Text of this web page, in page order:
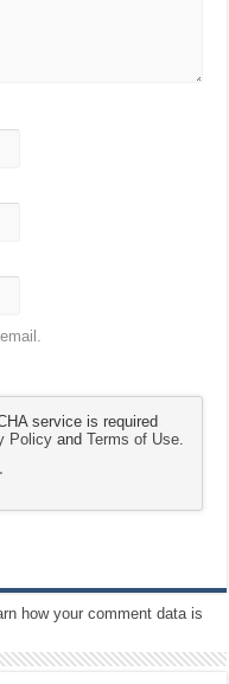
service is required
Policy andTerms of Use.
how your comment data is